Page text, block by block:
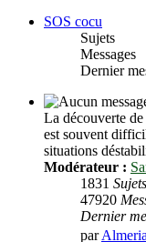
SOS cocu
Sujets
Messages
Dernier
La découverte
est souvent
situations
Modérateur :
1831 Sujets
47920
Dernier
par